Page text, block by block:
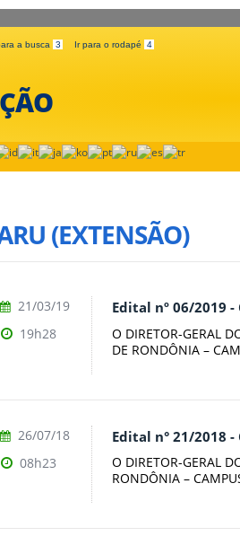
a busca 3 Ir para o rodapé 4
(EXTENSÃO)
Edital nº 06/2019 -
O DIRETOR-GERAL
DE RONDÔNIA –
21/03/19
19h28
Edital n° 21/2018
O DIRETOR-GERAL
RONDÔNIA –
26/07/18
08h23